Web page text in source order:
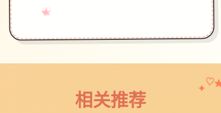
✧
♡
★
♥
→
✦
相关推荐
✦♡